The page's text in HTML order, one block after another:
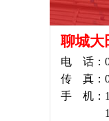
聊城大
电 话：
传 真：
手 机：